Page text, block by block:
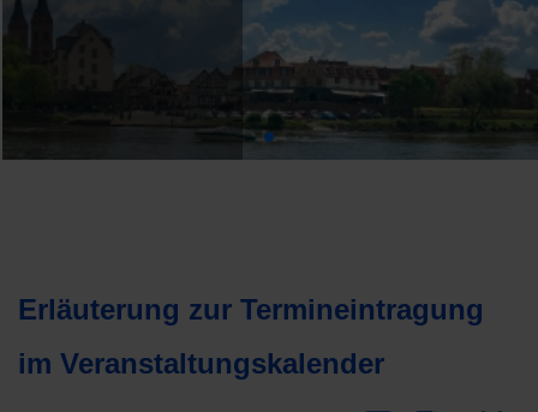
Erläuterung zur Termineintragung
im Veranstaltungskalender